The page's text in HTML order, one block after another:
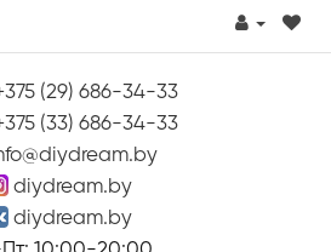
(29) 686-34-33
(33) 686-34-33
diydream.by
diydream.by